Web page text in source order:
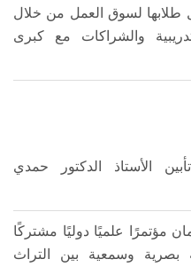
لسوق العمل من خلال
والشراكات مع كبرى
الأستاذ الدكتور حمدي
مؤتمرًا علميًا دوليًا مشتركًا
بصرية وسمعية بين التراث